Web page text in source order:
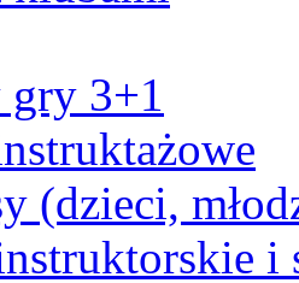
gry 3+1
(dzieci,
i